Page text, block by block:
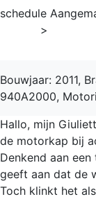
schedule
>
Bouwjaar: 2011,
940A2000,
Hallo, mijn
de motorkap bij
Denkend aan
geeft aan dat de
Toch klinkt het